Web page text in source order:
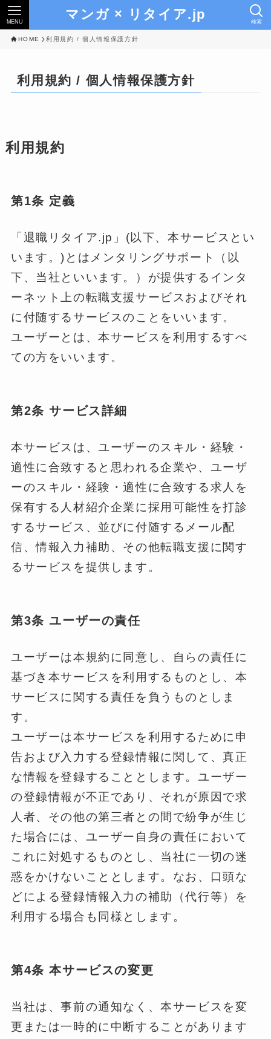
マンガ × リタイア.jp 検索
MENU
HOME 利用規約 / 個人情報保護方針
利用規約 / 個人情報保護方針
利用規約
第1条 定義
「退職リタイア.jp」(以下、本サービスとい
います。)とはメンタリングサポート（以
下、当社といいます。）が提供するインタ
ーネット上の転職支援サービスおよびそれ
に付随するサービスのことをいいます。
ユーザーとは、本サービスを利用するすべ
ての方をいいます。
第2条 サービス詳細
本サービスは、ユーザーのスキル・経験・
適性に合致すると思われる企業や、ユーザ
ーのスキル・経験・適性に合致する求人を
保有する人材紹介企業に採用可能性を打診
するサービス、並びに付随するメール配
信、情報入力補助、その他転職支援に関す
るサービスを提供します。
第3条 ユーザーの責任
ユーザーは本規約に同意し、自らの責任に
基づき本サービスを利用するものとし、本
サービスに関する責任を負うものとしま
す。
ユーザーは本サービスを利用するために申
告および入力する登録情報に関して、真正
な情報を登録することとします。ユーザー
の登録情報が不正であり、それが原因で求
人者、その他の第三者との間で紛争が生じ
た場合には、ユーザー自身の責任において
これに対処するものとし、当社に一切の迷
惑をかけないこととします。なお、口頭な
どによる登録情報入力の補助（代行等）を
利用する場合も同様とします。
第4条 本サービスの変更
当社は、事前の通知なく、本サービスを変
更または一時的に中断することがあります